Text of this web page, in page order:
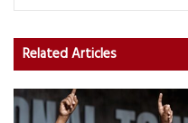
Related Articles